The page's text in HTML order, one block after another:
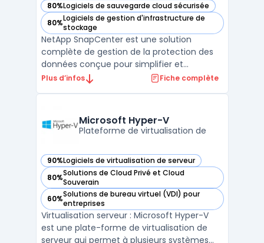
80%Logiciels de sauvegarde cloud sécurisée
— voir NetApp SnapCenter dans cette catégorie
80%Logiciels de gestion d'infrastructure de
stockage
— voir NetApp SnapCenter dans cette catégorie
NetApp SnapCenter est une solution
complète de gestion de la protection des
données conçue pour simplifier et
centraliser les processus de sauvegarde,
d'entreprise. Grâce à son interface unifiée,
SnapCenter permet aux admi ...
Plus d’infos Fiche complète
Microsoft Hyper-V
Plateforme de virtualisation de
90%Logiciels de virtualisation de serveur
— voir Microsoft Hyper-V dans cette catégorie
80%Solutions de Cloud Privé et Cloud
Souverain
— voir Microsoft Hyper-V dans cette catégorie
60%Solutions de bureau virtuel (VDI) pour
entreprises
— voir Microsoft Hyper-V dans cette catégorie
Virtualisation serveur : Microsoft Hyper-V
est une plate-forme de virtualisation de
serveur qui permet à plusieurs systèmes